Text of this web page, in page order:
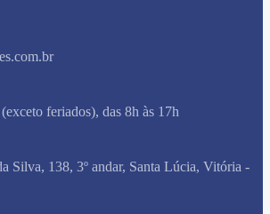
feriados), das 8h às 17h
Silva, 138, 3º andar, Santa Lúcia, Vitória -